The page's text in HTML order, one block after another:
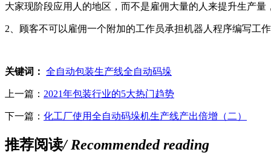
大家现阶段应用人的地区，而不是雇佣大量的人来提升生产量
2、顾客不可以雇佣一个附加的工作员承担机器人程序编写工作
关键词： 全自动包装生产线全自动码垛
上一篇： 2021年包装行业的5大热门趋势
下一篇： 化工厂使用全自动码垛机生产线产出倍增（二）
推荐阅读/ Recommended reading